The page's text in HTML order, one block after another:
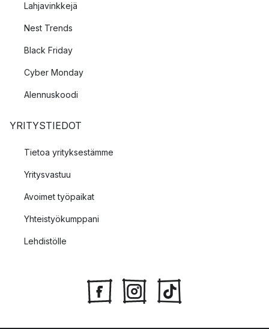
Lahjavinkkejä
Nest Trends
Black Friday
Cyber Monday
Alennuskoodi
YRITYSTIEDOT
Tietoa yrityksestämme
Yritysvastuu
Avoimet työpaikat
Yhteistyökumppani
Lehdistölle